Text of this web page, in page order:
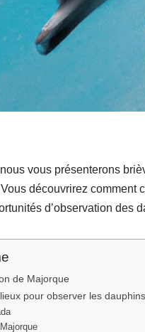
vous présenterons
découvrirez comment
d’observation des
de Majorque
pour observer les